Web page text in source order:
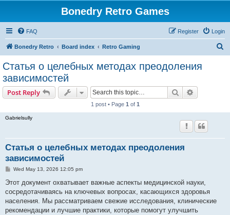
Bonedry Retro Games
FAQ Login
Register
Bonedry Retro Board index Retro Gaming
Статья о целебных методах преодоления
зависимостей
Post Reply Search
1 post • Page 1 of 1
Gabrielsully
Статья о целебных методах преодоления
зависимостей
P
s
Wed May 13, 2026 12:05 pm
Этот документ охватывает важные аспекты медицинской науки,
сосредотачиваясь на ключевых вопросах, касающихся здоровья
населения. Мы рассматриваем свежие исследования, клинические
рекомендации и лучшие практики, которые помогут улучшить